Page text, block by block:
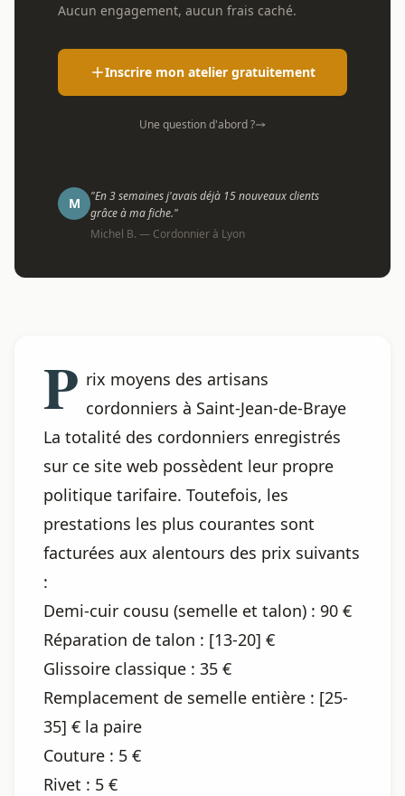
Aucun engagement, aucun frais caché.
Inscrire mon atelier gratuitement
Une question d'abord ?
M
"En 3 semaines j'avais déjà 15 nouveaux clients
grâce à ma fiche."
Michel B. — Cordonnier à Lyon
P rix moyens des artisans
cordonniers à Saint-Jean-de-Braye
La totalité des cordonniers enregistrés
sur ce site web possèdent leur propre
politique tarifaire. Toutefois, les
prestations les plus courantes sont
facturées aux alentours des prix suivants
:
Demi-cuir cousu (semelle et talon) : 90 €
Réparation de talon : [13-20] €
Glissoire classique : 35 €
Remplacement de semelle entière : [25-
35] € la paire
Couture : 5 €
Rivet : 5 €